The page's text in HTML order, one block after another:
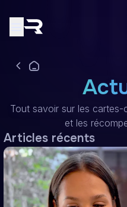
Tout savoir sur les
et les
Articles récents